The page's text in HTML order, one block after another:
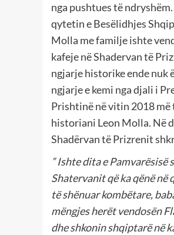
nga pushtues të
qytetin e Besëlidhjes
Molla me familje ishte
kafeje në Shadervan të
ngjarje historike ende nuk
ngjarje e kemi nga djali i
Prishtinë në vitin 2018
historiani Leon Molla. Në
Shadërvan të Prizrenit
”Ishte dita e Pamvarësisë
Shatervanit që ka qënë
të shënuar kombëtare,
mëngjes herët vendosën
dhe shkonin shqiptarë në